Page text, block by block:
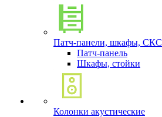
Патч-панели, шкафы, СКС
Патч-панель
Шкафы, стойки
Колонки акустические